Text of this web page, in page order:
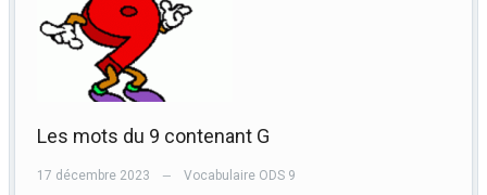
Les mots du 9 contenant G
17 décembre 2023 — Vocabulaire ODS 9